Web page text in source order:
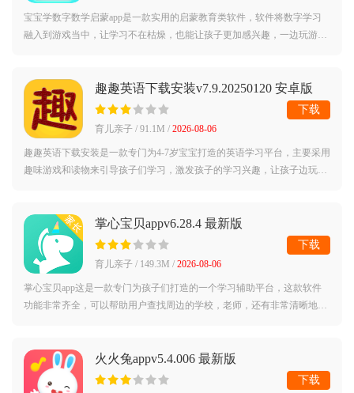
宝宝学数字数学启蒙app是一款实用的启蒙教育类软件，软件将数字学习
融入到游戏当中，让学习不在枯燥，也能让孩子更加感兴趣，一边玩游戏
趣趣英语下载安装v7.9.20250120 安卓版
育儿亲子 / 91.1M / 2026-08-06
趣趣英语下载安装是一款专门为4-7岁宝宝打造的英语学习平台，主要采用
趣味游戏和读物来引导孩子们学习，激发孩子的学习兴趣，让孩子边玩边
下载
掌心宝贝appv6.28.4 最新版
育儿亲子 / 149.3M / 2026-08-06
掌心宝贝app这是一款专门为孩子们打造的一个学习辅助平台，这款软件
功能非常齐全，可以帮助用户查找周边的学校，老师，还有非常清晰地地
下载
火火兔appv5.4.006 最新版
下载